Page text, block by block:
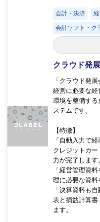
会計・決済
会計ソフト・ク
クラウド発
「クラウド発
経営に必要な
環境を整備する
ステムです。
【特徴】
「自動入力で
クレジットカ
力が完了します
「経営管理資
理に必要な資料
「決算資料も
表と損益計算書
ます。